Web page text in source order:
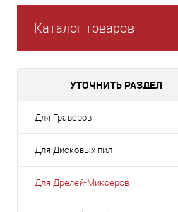
Каталог товаров
УТОЧНИТЬ РАЗДЕЛ
Для Граверов
Для Дисковых пил
Для Дрелей-Миксеров